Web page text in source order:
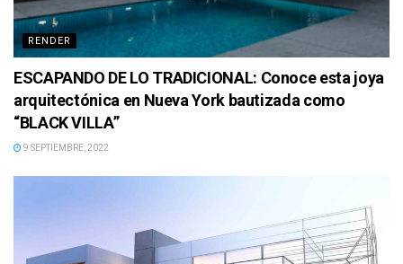
RENDER
ESCAPANDO DE LO TRADICIONAL: Conoce esta joya
arquitectónica en Nueva York bautizada como
“BLACK VILLA”
9 SEPTIEMBRE, 2022